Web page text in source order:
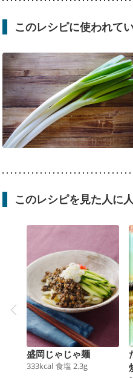
このレシピに使われて
このレシピを見た人に
盛岡じゃじゃ麺
333kcal 食塩 2.3g